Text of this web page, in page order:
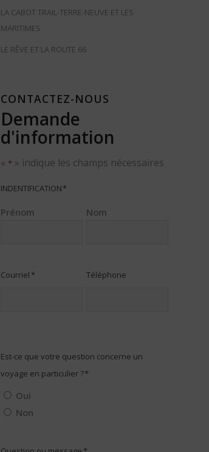
LA CABOT TRAIL-TERRE-NEUVE ET LES
MARITIMES
LE RÊVE ET LA ROUTE 66
CONTACTEZ-NOUS
Demande
d'information
«* » indique les champs nécessaires
INDENTIFICATION*
Prénom Nom
Courriel * Téléphone
Est-ce que votre question concerne un
voyage en particulier ?*
Oui
Non